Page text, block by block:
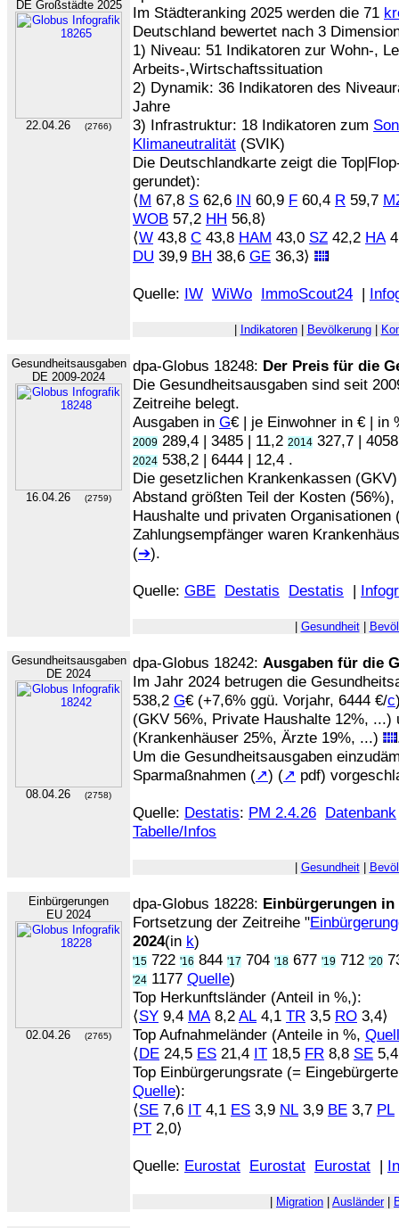
DE Großstädte 2025
22.04.26 (2766)
Im Städteranking 2025 werden die 71
Deutschland bewertet nach 3
1) Niveau: 51 Indikatoren zur Wohn-,
Arbeits-,Wirtschaftssituation
2) Dynamik: 36 Indikatoren des
Jahre
3) Infrastruktur: 18 Indikatoren zum
Klimaneutralität (SVIK)
Die Deutschlandkarte zeigt die
gerundet):
⟨M 67,8 S 62,6 IN 60,9 F 60,4 R 59,7
WOB 57,2 HH 56,8⟩
⟨W 43,8 C 43,8 HAM 43,0 SZ 42,2 HA
DU 39,9 BH 38,6 GE 36,3⟩
Quelle: IW WiWo ImmoScout24 |
Indikatoren| Bevölkerung|
Gesundheitsausgaben
DE 2009-2024
16.04.26 (2759)
dpa-Globus 18248: Der Preis für die
Die Gesundheitsausgaben sind seit
Zeitreihe belegt.
Ausgaben in G€ | je Einwohner in € | in
2009 289,4 | 3485 | 11,2 2014 327,7 |
2024 538,2 | 6444 | 12,4 .
Die gesetzlichen Krankenkassen
Abstand größten Teil der Kosten
Haushalte und privaten Organisationen
Zahlungsempfänger waren
(➔).
Quelle: GBE Destatis Destatis |
Gesundheit|
Gesundheitsausgaben
DE 2024
08.04.26 (2758)
dpa-Globus 18242: Ausgaben für die
Im Jahr 2024 betrugen die
538,2 G€ (+7,6% ggü. Vorjahr, 6444 €/c
(GKV 56%, Private Haushalte 12%, ...)
(Krankenhäuser 25%, Ärzte 19%, ...)
Um die Gesundheitsausgaben
Sparmaßnahmen (↗) (↗ pdf)
Quelle: Destatis: PM 2.4.26 Datenbank
Tabelle/Infos
Gesundheit|
Einbürgerungen
EU 2024
02.04.26 (2765)
dpa-Globus 18228: Einbürgerungen in
Fortsetzung der Zeitreihe "
2024(in k)
'15 722 '16 844 '17 704 '18 677 '19 712 '20
'24 1177 Quelle)
Top Herkunftsländer (Anteil in %,):
⟨SY 9,4 MA8,2 AL 4,1 TR 3,5 RO 3,4⟩
Top Aufnahmeländer (Anteile in %,
⟨DE 24,5 ES 21,4 IT 18,5 FR 8,8 SE
Top Einbürgerungsrate (=
Quelle):
⟨SE 7,6 IT 4,1 ES 3,9 NL 3,9 BE 3,7 PL
PT 2,0⟩
Quelle: Eurostat Eurostat Eurostat |
Migration Ausländer|